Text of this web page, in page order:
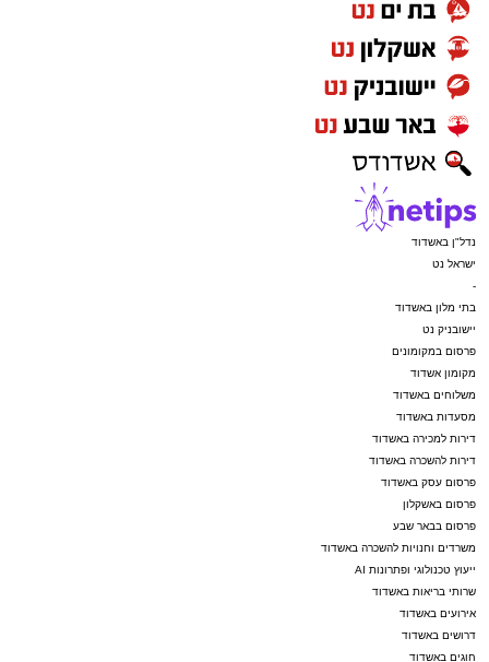
נדל"ן באשדוד
ישראל נט
-
בתי מלון באשדוד
יישובניק נט
פרסום במקומונים
מקומון אשדוד
משלוחים באשדוד
מסעדות באשדוד
דירות למכירה באשדוד
דירות להשכרה באשדוד
פרסום עסק באשדוד
פרסום באשקלון
פרסום בבאר שבע
משרדים וחנויות להשכרה באשדוד
ייעוץ טכנולוגי ופתרונות AI
שרותי בריאות באשדוד
אירועים באשדוד
דרושים באשדוד
חוגים באשדוד